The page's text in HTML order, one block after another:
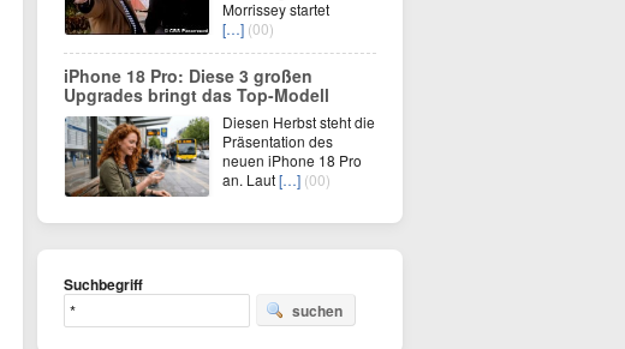
Morrissey startet
[…] (00)
iPhone 18 Pro: Diese 3 großen
Upgrades bringt das Top-Modell
Diesen Herbst steht die
Präsentation des
neuen iPhone 18 Pro
an. Laut[…] (00)
Suchbegriff
suchen